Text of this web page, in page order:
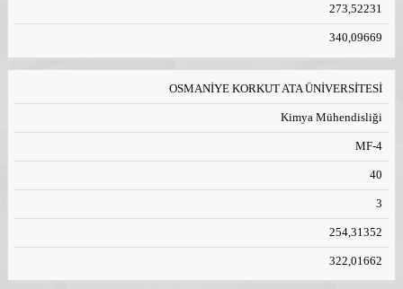
273,52231
340,09669
OSMANİYE KORKUT ATA ÜNİVERSİTESİ
Kimya Mühendisliği
MF-4
40
3
254,31352
322,01662